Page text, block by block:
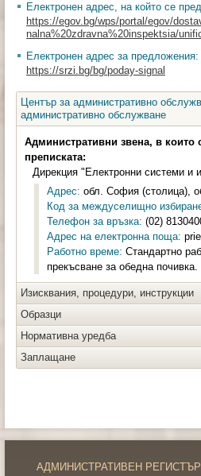
Електронен адрес, на който се
https://egov.bg/wps/portal/egov/
nalna%20zdravna%20inspektsia/
Електронен адрес за предложения:
https://srzi.bg/bg/poday-signal
Център за административно
административно обслужване
Административни звена, в които
преписката:
Дирекция "Електронни системи и
Адрес: обл. София (столица),
Код за междуселищно
Телефон за връзка: (02)
Адрес на електронна поща:
Работно време: Стандартно
прекъсване за обедна
Изисквания, процедури, инструкции
Образци
Нормативна уредба
Заплащане
АДМИНИСТРАТИВЕН РЕГИСТЪР